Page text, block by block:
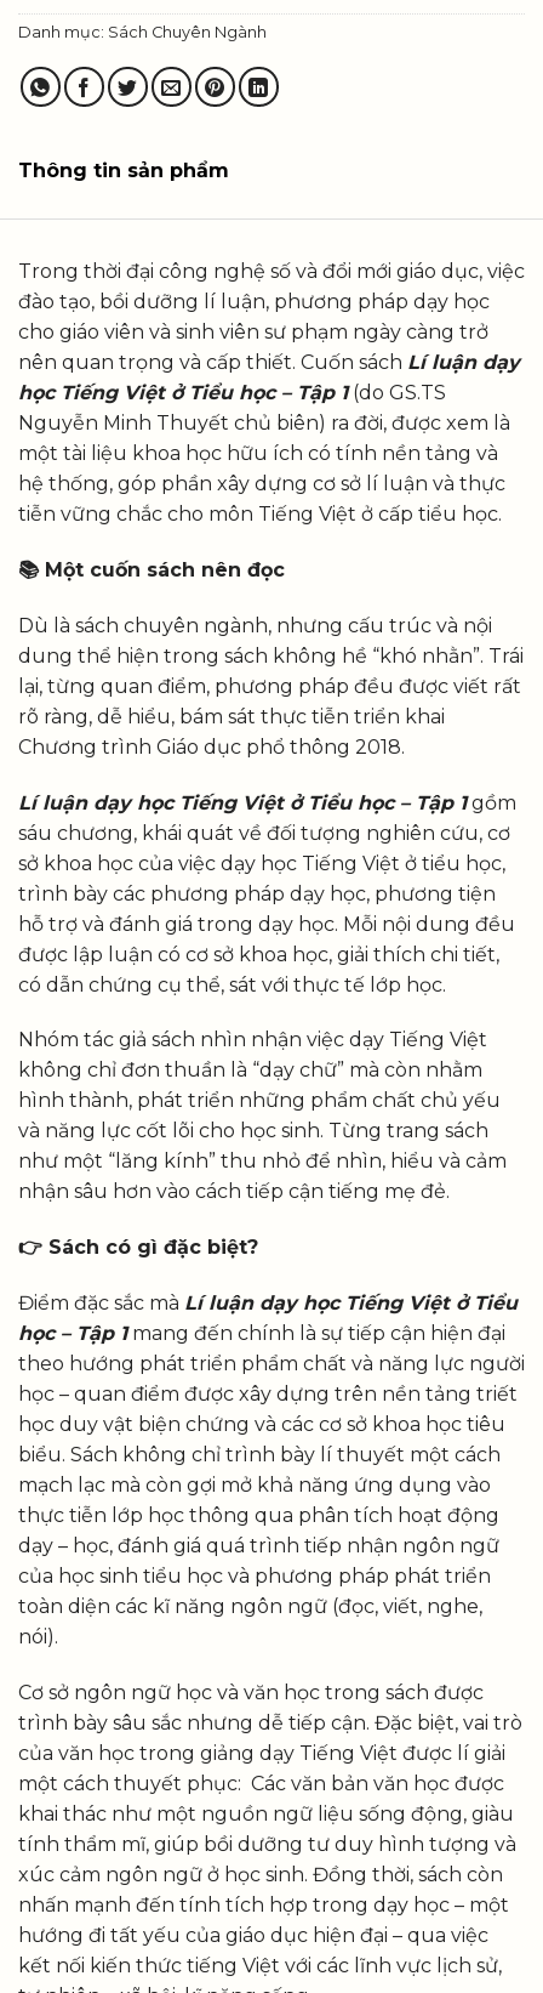
Danh mục: Sách Chuyên Ngành
Thông tin sản phẩm
Trong thời đại công nghệ số và đổi mới giáo dục, việc
đào tạo, bồi dưỡng lí luận, phương pháp dạy học
cho giáo viên và sinh viên sư phạm ngày càng trở
nên quan trọng và cấp thiết. Cuốn sách Lí luận dạy
học Tiếng Việt ở Tiểu học – Tập 1(do GS.TS
Nguyễn Minh Thuyết chủ biên) ra đời, được xem là
một tài liệu khoa học hữu ích có tính nền tảng và
hệ thống, góp phần xây dựng cơ sở lí luận và thực
tiễn vững chắc cho môn Tiếng Việt ở cấp tiểu học.
📚Một cuốn sách nên đọc
Dù là sách chuyên ngành, nhưng cấu trúc và nội
dung thể hiện trong sách không hề “khó nhằn”. Trái
lại, từng quan điểm, phương pháp đều được viết rất
rõ ràng, dễ hiểu, bám sát thực tiễn triển khai
Chương trình Giáo dục phổ thông 2018.
Lí luận dạy học Tiếng Việt ở Tiểu học – Tập 1gồm
sáu chương, khái quát về đối tượng nghiên cứu, cơ
sở khoa học của việc dạy học Tiếng Việt ở tiểu học,
trình bày các phương pháp dạy học, phương tiện
hỗ trợ và đánh giá trong dạy học. Mỗi nội dung đều
được lập luận có cơ sở khoa học, giải thích chi tiết,
có dẫn chứng cụ thể, sát với thực tế lớp học.
Nhóm tác giả sách nhìn nhận việc dạy Tiếng Việt
không chỉ đơn thuần là “dạy chữ” mà còn nhằm
hình thành, phát triển những phẩm chất chủ yếu
và năng lực cốt lõi cho học sinh. Từng trang sách
như một “lăng kính” thu nhỏ để nhìn, hiểu và cảm
nhận sâu hơn vào cách tiếp cận tiếng mẹ đẻ.
👉 Sách có gì đặc biệt?
Điểm đặc sắc mà Lí luận dạy học Tiếng Việt ở Tiểu
học – Tập 1mang đến chính là sự tiếp cận hiện đại
theo hướng phát triển phẩm chất và năng lực người
học – quan điểm được xây dựng trên nền tảng triết
học duy vật biện chứng và các cơ sở khoa học tiêu
biểu. Sách không chỉ trình bày lí thuyết một cách
mạch lạc mà còn gợi mở khả năng ứng dụng vào
thực tiễn lớp học thông qua phân tích hoạt động
dạy – học, đánh giá quá trình tiếp nhận ngôn ngữ
của học sinh tiểu học và phương pháp phát triển
toàn diện các kĩ năng ngôn ngữ (đọc, viết, nghe,
nói).
Cơ sở ngôn ngữ học và văn học trong sách được
trình bày sâu sắc nhưng dễ tiếp cận. Đặc biệt, vai trò
của văn học trong giảng dạy Tiếng Việt được lí giải
một cách thuyết phục: Các văn bản văn học được
khai thác như một nguồn ngữ liệu sống động, giàu
tính thẩm mĩ, giúp bồi dưỡng tư duy hình tượng và
xúc cảm ngôn ngữ ở học sinh. Đồng thời, sách còn
nhấn mạnh đến tính tích hợp trong dạy học – một
hướng đi tất yếu của giáo dục hiện đại – qua việc
kết nối kiến thức tiếng Việt với các lĩnh vực lịch sử,